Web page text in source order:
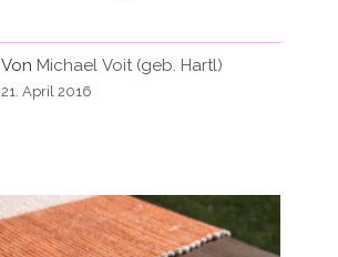
Von Michael Voit (geb. Hartl)
21. April 2016